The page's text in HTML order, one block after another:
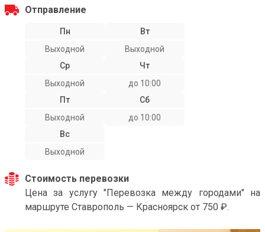
Отправление
Пн
Выходной
Вт
Выходной
Ср
Выходной
Чт
до 10:00
Пт
Выходной
Сб
до 10:00
Вс
Выходной
Стоимость перевозки
Цена за услугу "Перевозка между городами" на
маршруте Ставрополь — Красноярск от 750 ₽.